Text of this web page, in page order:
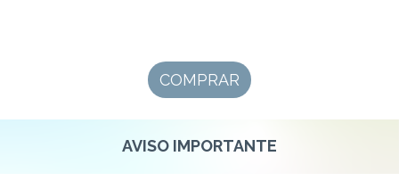
​​​​COMP​​​​RAR​​​​​​​​
AVISO IMPORTANTE